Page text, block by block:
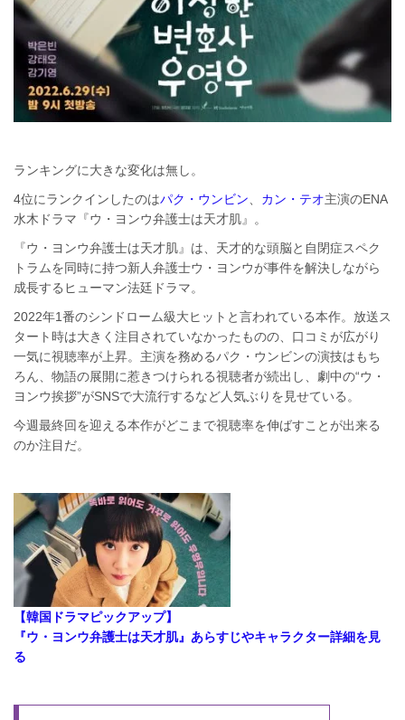
ランキングに大きな変化は無し。
4位にランクインしたのはパク・ウンビン、 カン・テオ主演のENA
水木ドラマ『ウ・ヨンウ弁護士は天才肌』。
『ウ・ヨンウ弁護士は天才肌』は、天才的な頭脳と自閉症スペク
トラムを同時に持つ新人弁護士ウ・ヨンウが事件を解決しながら
成長するヒューマン法廷ドラマ。
2022年1番のシンドローム級大ヒットと言われている本作。放送ス
タート時は大きく注目されていなかったものの、口コミが広がり
一気に視聴率が上昇。主演を務めるパク・ウンビンの演技はもち
ろん、物語の展開に惹きつけられる視聴者が続出し、劇中の“ウ・
ヨンウ挨拶”がSNSで大流行するなど人気ぶりを見せている。
今週最終回を迎える本作がどこまで視聴率を伸ばすことが出来る
のか注目だ。
【韓国ドラマピックアップ】
『ウ・ヨンウ弁護士は天才肌』あらすじやキャラクター詳細を見
る